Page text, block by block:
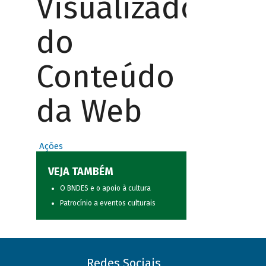
Visualizador
do
Conteúdo
da Web
Ações
VEJA TAMBÉM
O BNDES e o apoio à cultura
Patrocínio a eventos culturais
Redes Sociais